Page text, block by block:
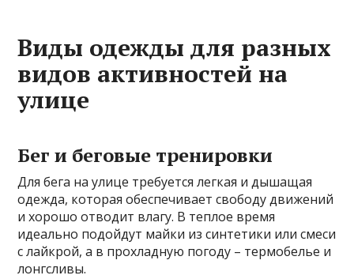
Виды одежды для разных
видов активностей на
улице
Бег и беговые тренировки
Для бега на улице требуется легкая и дышащая
одежда, которая обеспечивает свободу движений
и хорошо отводит влагу. В теплое время
идеально подойдут майки из синтетики или смеси
с лайкрой, а в прохладную погоду – термобелье и
лонгсливы.